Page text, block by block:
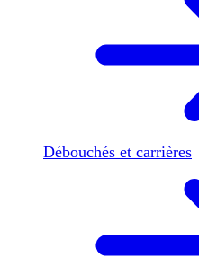
Débouchés et carrières